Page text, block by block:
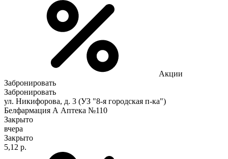
Акции
Забронировать
Забронировать
ул. Никифорова, д. 3 (УЗ "8-я городская п-ка")
Белфармация А Аптека №110
Закрыто
вчера
Закрыто
5,12 р.